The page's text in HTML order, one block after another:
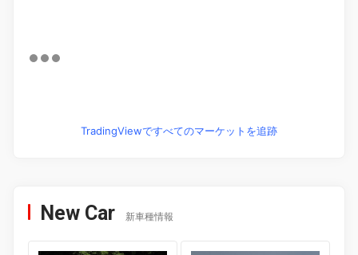
TradingViewですべてのマーケットを追跡
New Car 新車種情報